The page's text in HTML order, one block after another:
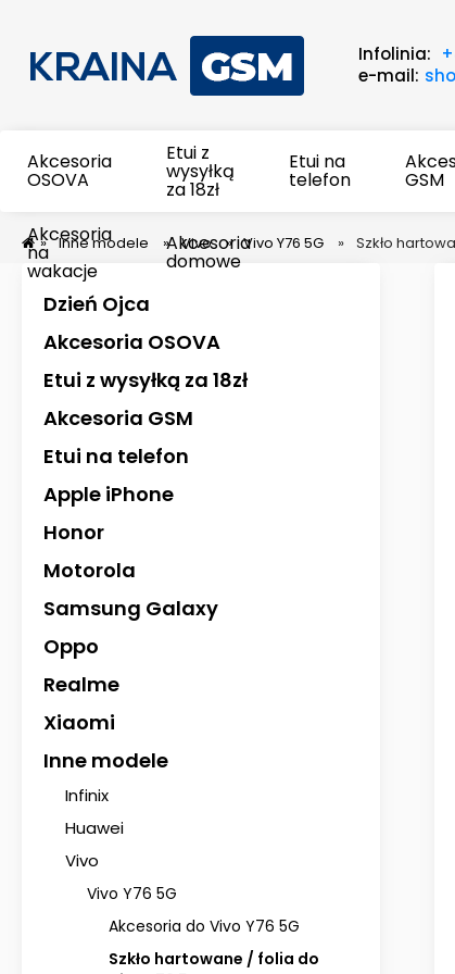
Infolinia:
e-mail:
Akcesoria
OSOVA
Etui z
wysyłką
za 18zł
Etui na
telefon GSM
Akcesoria
na
wakacje
Akcesoria
domowe
» Inne modele » Vivo » Vivo Y76 5G » Szkło
Dzień Ojca
Akcesoria OSOVA
Etui z wysyłką za 18zł
Akcesoria GSM
Etui na telefon
Apple iPhone
Honor
Motorola
Samsung Galaxy
Oppo
Realme
Xiaomi
Inne modele
Infinix
Huawei
Vivo
Vivo Y76 5G
Akcesoria do Vivo Y76 5G
Szkło hartowane / folia do